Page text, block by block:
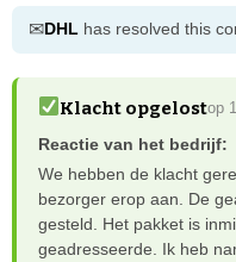
✉DHL has resolved this
Klacht opgelostop
Reactie van het bedrijf:
We hebben de klacht
bezorger erop aan. De
gesteld. Het pakket is
geadresseerde. Ik heb